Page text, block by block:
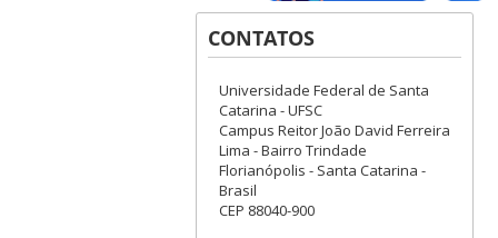
CONTATOS
Universidade Federal de Santa
Catarina - UFSC
Campus Reitor João David Ferreira
Lima - Bairro Trindade
Florianópolis - Santa Catarina -
Brasil
CEP 88040-900